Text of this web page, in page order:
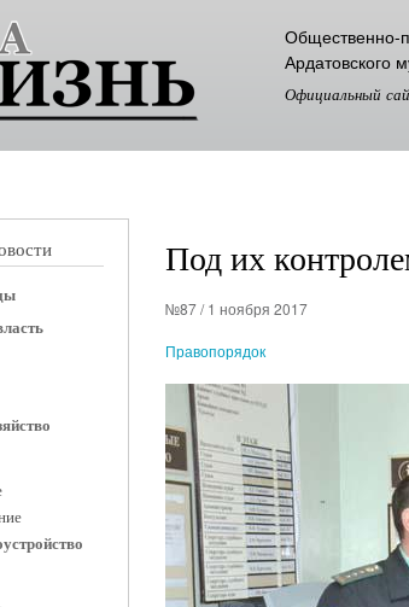
Общественно-
Ардатовского
Официальный
Под их
№87 / 1 ноября 2017
Правопорядок